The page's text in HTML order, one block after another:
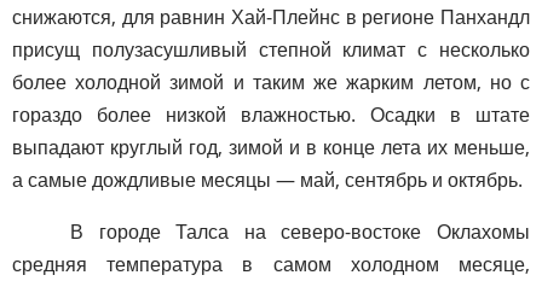
снижаются, для равнин Хай-Плейнс в регионе Панхандл
присущ полузасушливый степной климат с несколько
более холодной зимой и таким же жарким летом, но с
гораздо более низкой влажностью. Осадки в штате
выпадают круглый год, зимой и в конце лета их меньше,
а самые дождливые месяцы — май, сентябрь и октябрь.
В городе Талса на северо-востоке Оклахомы
средняя температура в самом холодном месяце,